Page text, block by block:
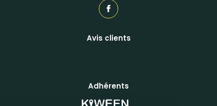
Avis clients
Adhérents